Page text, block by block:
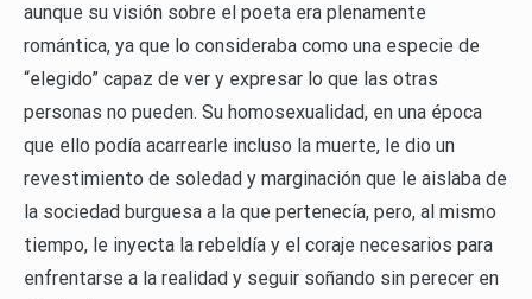
aunque su visión sobre el poeta era plenamente
romántica, ya que lo consideraba como una especie de
“elegido” capaz de ver y expresar lo que las otras
personas no pueden. Su homosexualidad, en una época
que ello podía acarrearle incluso la muerte, le dio un
revestimiento de soledad y marginación que le aislaba de
la sociedad burguesa a la que pertenecía, pero, al mismo
tiempo, le inyecta la rebeldía y el coraje necesarios para
enfrentarse a la realidad y seguir soñando sin perecer en